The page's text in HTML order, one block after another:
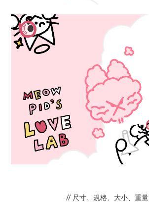
// 尺寸、規格、大小、重量